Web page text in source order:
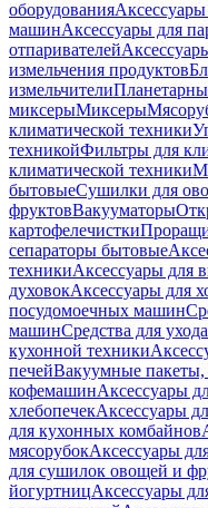
оборудования
машинАксессуары для
отпаривателей
измельчения продуктов
измельчители
миксерыМиксеры
климатической техники
техникойФильтры для
климатической техники
бытовыеСушилки для
фруктовВакууматоры
картофелечистки
сепараторы бытовые
техникиАксессуары для
духовокАксессуары для
посудомоечных машин
машинСредства для
кухонной техники
печейВакуумные пакеты,
кофемашинАксессуары
хлебопечекАксессуары
для кухонных комбайнов
мясорубокАксессуары
для сушилок овощей и
йогуртницАксессуары